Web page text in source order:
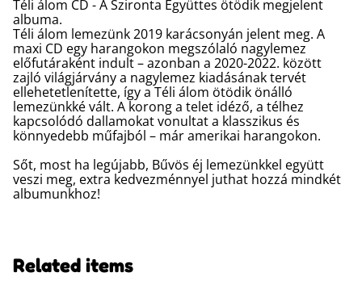
Téli álom CD - A Szironta Együttes ötödik megjelent
albuma.
Téli álom lemezünk 2019 karácsonyán jelent meg. A
maxi CD egy harangokon megszólaló nagylemez
előfutáraként indult – azonban a 2020-2022. között
zajló világjárvány a nagylemez kiadásának tervét
ellehetetlenítette, így a Téli álom ötödik önálló
lemezünkké vált. A korong a telet idéző, a télhez
kapcsolódó dallamokat vonultat a klasszikus és
könnyedebb műfajból – már amerikai harangokon.
Sőt, most ha legújabb, Bűvös éj lemezünkkel együtt
veszi meg, extra kedvezménnyel juthat hozzá mindkét
albumunkhoz!
Related items